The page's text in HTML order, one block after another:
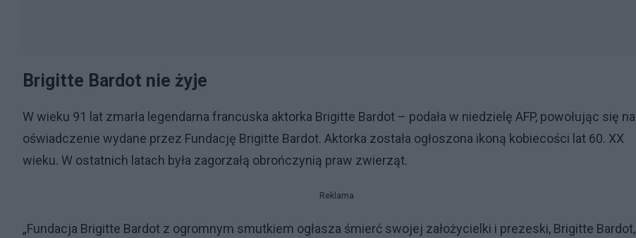
Brigitte Bardot nie żyje
W wieku 91 lat zmarła legendarna francuska aktorka Brigitte Bardot – podała w niedzielę AFP, powołując się na
oświadczenie wydane przez Fundację Brigitte Bardot. Aktorka została ogłoszona ikoną kobiecości lat 60. XX
wieku. W ostatnich latach była zagorzałą obrończynią praw zwierząt.
Reklama
„Fundacja Brigitte Bardot z ogromnym smutkiem ogłasza śmierć swojej założycielki i prezeski, Brigitte Bardot,